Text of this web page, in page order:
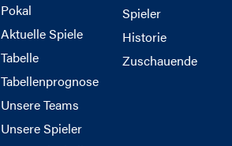
Pokal
Aktuelle Spiele
Tabelle
Tabellenprognose
Unsere Teams
Unsere Spieler
Spieler
Historie
Zuschauende